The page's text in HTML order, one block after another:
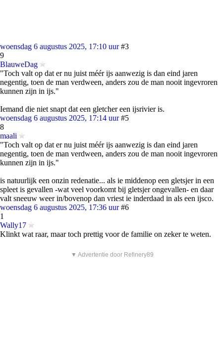
woensdag 6 augustus 2025, 17:10 uur #3
9
BlauweDag
"Toch valt op dat er nu juist méér ijs aanwezig is dan eind jaren
negentig, toen de man verdween, anders zou de man nooit ingevroren
kunnen zijn in ijs."
Iemand die niet snapt dat een gletcher een ijsrivier is.
woensdag 6 augustus 2025, 17:14 uur #5
8
maali
"Toch valt op dat er nu juist méér ijs aanwezig is dan eind jaren
negentig, toen de man verdween, anders zou de man nooit ingevroren
kunnen zijn in ijs."
is natuurlijk een onzin redenatie... als ie middenop een gletsjer in een
spleet is gevallen -wat veel voorkomt bij gletsjer ongevallen- en daar
valt sneeuw weer in/bovenop dan vriest ie inderdaad in als een ijsco.
woensdag 6 augustus 2025, 17:36 uur #6
1
Wally17
Klinkt wat raar, maar toch prettig voor de familie on zeker te weten.
▼ Advertentie door Refinery89